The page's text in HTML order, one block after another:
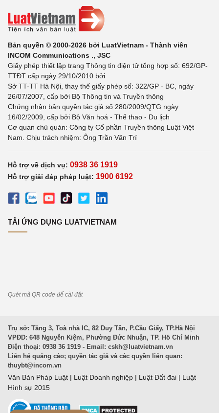
Bản quyền © 2000-2026 bởi LuatVietnam - Thành viên
INCOM Communications ., JSC
Giấy phép thiết lập trang Thông tin điện tử tổng hợp số: 692/GP-
TTĐT cấp ngày 29/10/2010 bởi
Sở TT-TT Hà Nội, thay thế giấy phép số: 322/GP - BC, ngày
26/07/2007, cấp bởi Bộ Thông tin và Truyền thông
Chứng nhận bản quyền tác giả số 280/2009/QTG ngày
16/02/2009, cấp bởi Bộ Văn hoá - Thể thao - Du lịch
Cơ quan chủ quản: Công ty Cổ phần Truyền thông Luật Việt
Nam. Chịu trách nhiệm: Ông Trần Văn Trí
Hỗ trợ về dịch vụ: 0938 36 1919
Hỗ trợ giải đáp pháp luật: 1900 6192
TẢI ỨNG DỤNG LUATVIETNAM
Quét mã QR code để cài đặt
Trụ sở: Tầng 3, Toà nhà IC, 82 Duy Tân, P.Cầu Giấy, TP.Hà Nội
VPĐD: 648 Nguyễn Kiệm, Phường Đức Nhuận, TP. Hồ Chí Minh
Điện thoại: 0938 36 1919 - Email: cskh@luatvietnam.vn
Liên hệ quảng cáo; quyền tác giả và các quyền liên quan:
thuybt@incom.vn
Văn Bản Pháp Luật | Luật Doanh nghiệp | Luật Đất đai | Luật
Hình sự 2015